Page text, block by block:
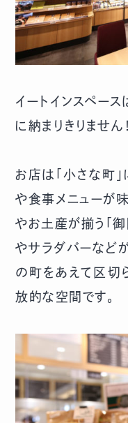
イートインスペー
に納まりきりません！
お店は「小さな町
や食事メニューが
やお土産が揃う「
やサラダバーなど
の町をあえて区切
放的な空間です。